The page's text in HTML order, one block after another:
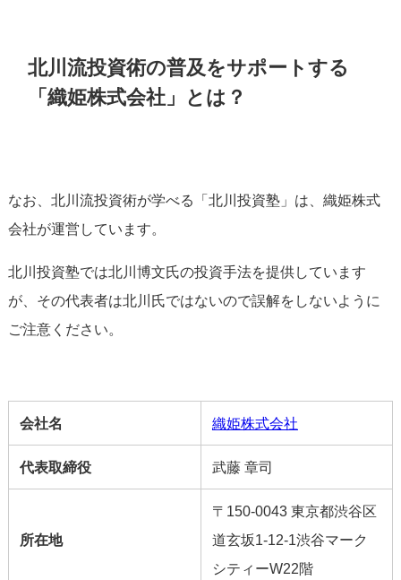
北川流投資術の普及をサポートする
「織姫株式会社」とは？
なお、北川流投資術が学べる「北川投資塾」は、織姫株式
会社が運営しています。
北川投資塾では北川博文氏の投資手法を提供しています
が、その代表者は北川氏ではないので誤解をしないように
ご注意ください。
会社名 織姫株式会社
代表取締役 武藤 章司
所在地
〒150-0043 東京都渋谷区
道玄坂1-12-1渋谷マーク
シティーW22階